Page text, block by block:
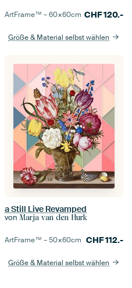
ArtFrame™ –60×60cm CHF120.-
Größe & Material selbst wählen
a Still Live Revamped
von Marja van den Hurk
ArtFrame™ –50×60cm CHF112.-
Größe & Material selbst wählen